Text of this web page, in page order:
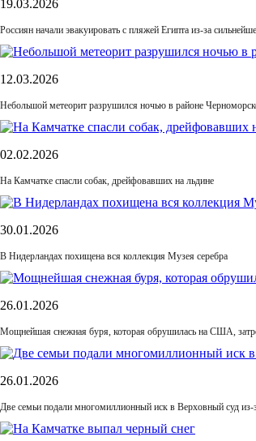
19.03.2026
Россиян начали эвакуировать с пляжей Египта из-за
12.03.2026
Небольшой метеорит разрушился ночью в районе
02.02.2026
На Камчатке спасли собак, дрейфовавших на льдине
30.01.2026
В Нидерландах похищена вся коллекция Музея серебра
26.01.2026
Мощнейшая снежная буря, которая обрушилась на США,
26.01.2026
Две семьи подали многомиллионный иск в Верховный суд